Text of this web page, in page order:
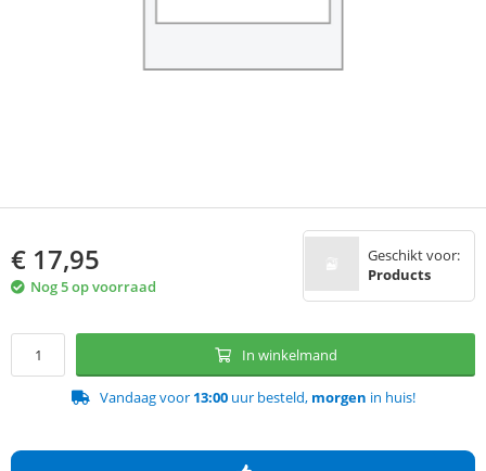
€ 17,95
Nog 5 op voorraad
Geschikt voor:
Products
In winkelmand
Vandaag voor 13:00uur besteld, morgen in huis!